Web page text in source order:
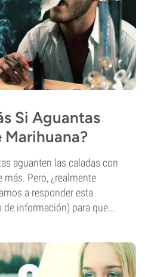
Si Aguantas
Marihuana?
aguanten las caladas con
más. Pero, ¿realmente
a responder esta
información) para que...